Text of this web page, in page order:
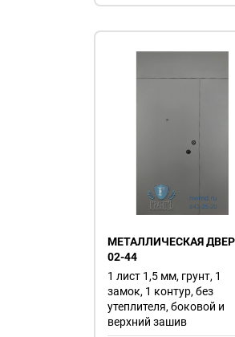
МЕТАЛЛИЧЕСКАЯ
02-44
1 лист 1,5 мм, грунт, 1
замок, 1 контур, без
утеплителя, боковой и
верхний зашив